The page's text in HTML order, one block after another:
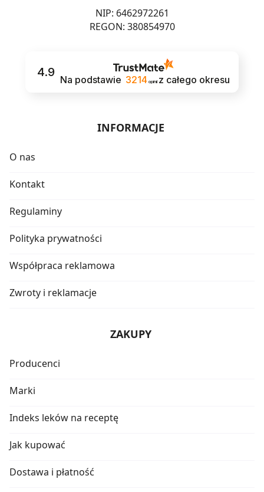
NIP: 6462972261
REGON: 380854970
4.9
Na podstawie 3214 opinii z całego okresu
INFORMACJE
O nas
Kontakt
Regulaminy
Polityka prywatności
Współpraca reklamowa
Zwroty i reklamacje
ZAKUPY
Producenci
Marki
Indeks leków na receptę
Jak kupować
Dostawa i płatność